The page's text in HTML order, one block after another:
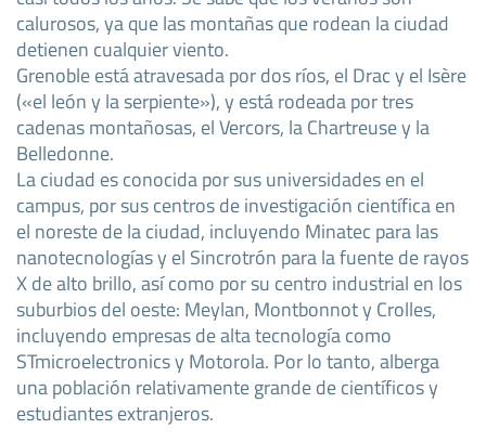
calurosos, ya que las montañas que rodean la ciudad
detienen cualquier viento.
Grenoble está atravesada por dos ríos, el Drac y el Isère
(«el león y la serpiente»), y está rodeada por tres
cadenas montañosas, el Vercors, la Chartreuse y la
Belledonne.
La ciudad es conocida por sus universidades en el
campus, por sus centros de investigación científica en
el noreste de la ciudad, incluyendo Minatec para las
nanotecnologías y el Sincrotrón para la fuente de rayos
X de alto brillo, así como por su centro industrial en los
suburbios del oeste: Meylan, Montbonnot y Crolles,
incluyendo empresas de alta tecnología como
STmicroelectronics y Motorola. Por lo tanto, alberga
una población relativamente grande de científicos y
estudiantes extranjeros.